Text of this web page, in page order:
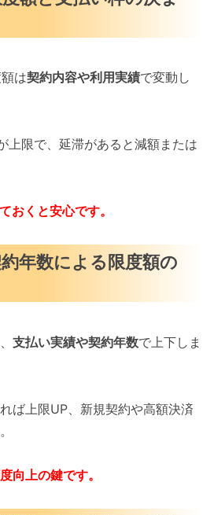
は契約内容や利用実績で変動し
上限で、延滞があると減額または
おくと安心です。
年数による限度額の
支払い実績や契約年数で上下しま
ば上限UP、新規契約や高額決済
向上の鍵です。